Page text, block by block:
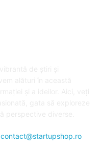
contact@startupshop.ro